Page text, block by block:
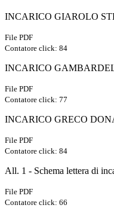
INCARICO GIAROLO
File PDF
Contatore click: 84
INCARICO
File PDF
Contatore click: 77
INCARICO GRECO
File PDF
Contatore click: 84
All. 1 - Schema lettera di
File PDF
Contatore click: 66